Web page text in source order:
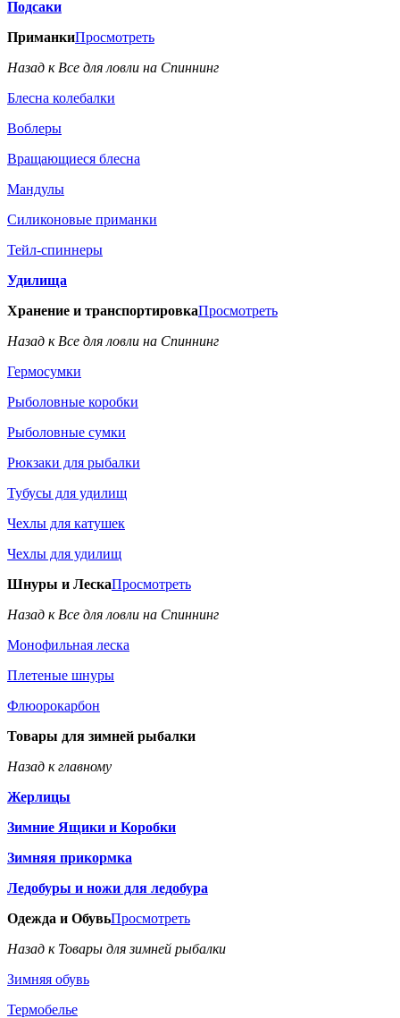
Подсаки
ПриманкиПросмотреть
Назад к Все для ловли на Спиннинг
Блесна колебалки
Воблеры
Вращающиеся блесна
Мандулы
Силиконовые приманки
Тейл-спиннеры
Удилища
Хранение и транспортировкаПросмотреть
Назад к Все для ловли на Спиннинг
Гермосумки
Рыболовные коробки
Рыболовные сумки
Рюкзаки для рыбалки
Тубусы для удилищ
Чехлы для катушек
Чехлы для удилищ
Шнуры и ЛескаПросмотреть
Назад к Все для ловли на Спиннинг
Монофильная леска
Плетеные шнуры
Флюорокарбон
Товары для зимней рыбалки
Назад к главному
Жерлицы
Зимние Ящики и Коробки
Зимняя прикормка
Ледобуры и ножи для ледобура
Одежда и ОбувьПросмотреть
Назад к Товары для зимней рыбалки
Зимняя обувь
Термобелье